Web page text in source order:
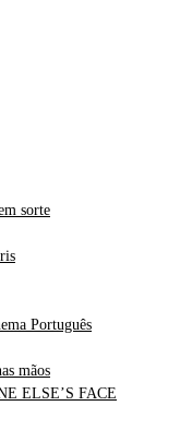
sorte
Português
mãos
ELSE’S FACE